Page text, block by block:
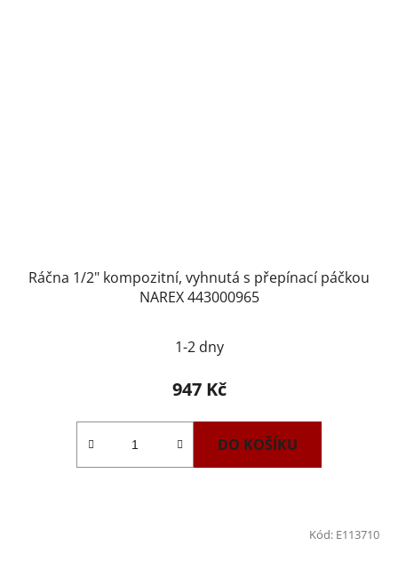
Ráčna 1/2" kompozitní, vyhnutá s přepínací páčkou
NAREX 443000965
1-2 dny
947 Kč
DO KOŠÍKU
Kód: E113710